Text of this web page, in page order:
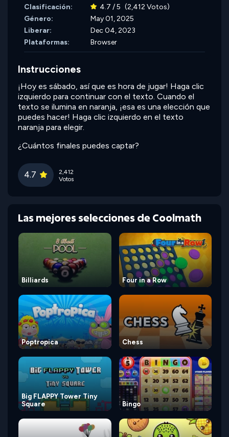
Clasificación:
4.7 / 5 (2,412 Votos)
Género:
May 01, 2025
Liberar:
Dec 04, 2023
Plataformas:
Browser
Instrucciones
¡Hoy es sábado, así que es hora de jugar! Haga clic
izquierdo para continuar con el texto. Cuando el
texto se ilumina en naranja, ¡esa es una elección que
puedes hacer! Haga clic izquierdo en el texto
naranja para elegir.
¿Cuántos finales puedes captar?
4.7
2,412
Votos
Las mejores selecciones de Coolmath
Billiards Four in a Row
Poptropica Chess
Big FLAPPY Tower Tiny
Square
Bingo